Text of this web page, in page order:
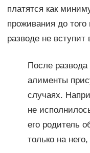
платятся как
проживания до
разводе не вступит
После развода
алименты
случаях.
не
его родитель
только на